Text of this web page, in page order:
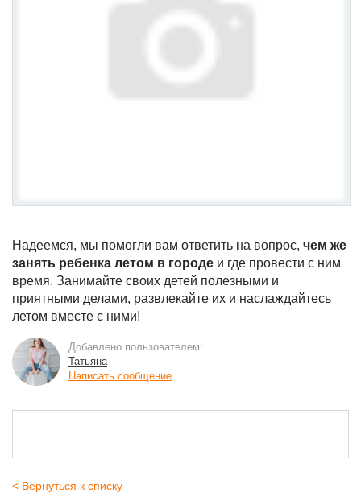
Надеемся, мы помогли вам ответить на вопрос, чем же
занять ребенка летом в городе и где провести с ним
время. Занимайте своих детей полезными и
приятными делами, развлекайте их и наслаждайтесь
летом вместе с ними!
Добавлено пользователем:
Татьяна
Написать сообщение
< Вернуться к списку